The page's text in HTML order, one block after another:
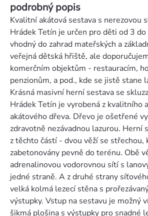
podrobný popis
Kvalitní akátová sestava s nerezovou
Hrádek Tetín je určen pro děti od 3
vhodný do zahrad mateřských a
veřejná dětská hřiště, ale
komerčním objektům - restauracím,
penzionům, a pod., kde se jistě stane
Krásná masivní herní sestava se
Hrádek Tetín je vyrobená z kvalitního
akátového dřeva. Dřevo je ošetřené
zdravotně nezávadnou lazurou. Herní
z těchto částí - dvou věží se střechou,
zabetonovány pevně do terénu. Obě
adrenalinovou vodorovnou sítí s
jedné straně. A z druhé strany
velká kolmá lezecí stěna s
výstupky. Vstup na sestavu je možný
šikmá plošina s výstupky pro snadné